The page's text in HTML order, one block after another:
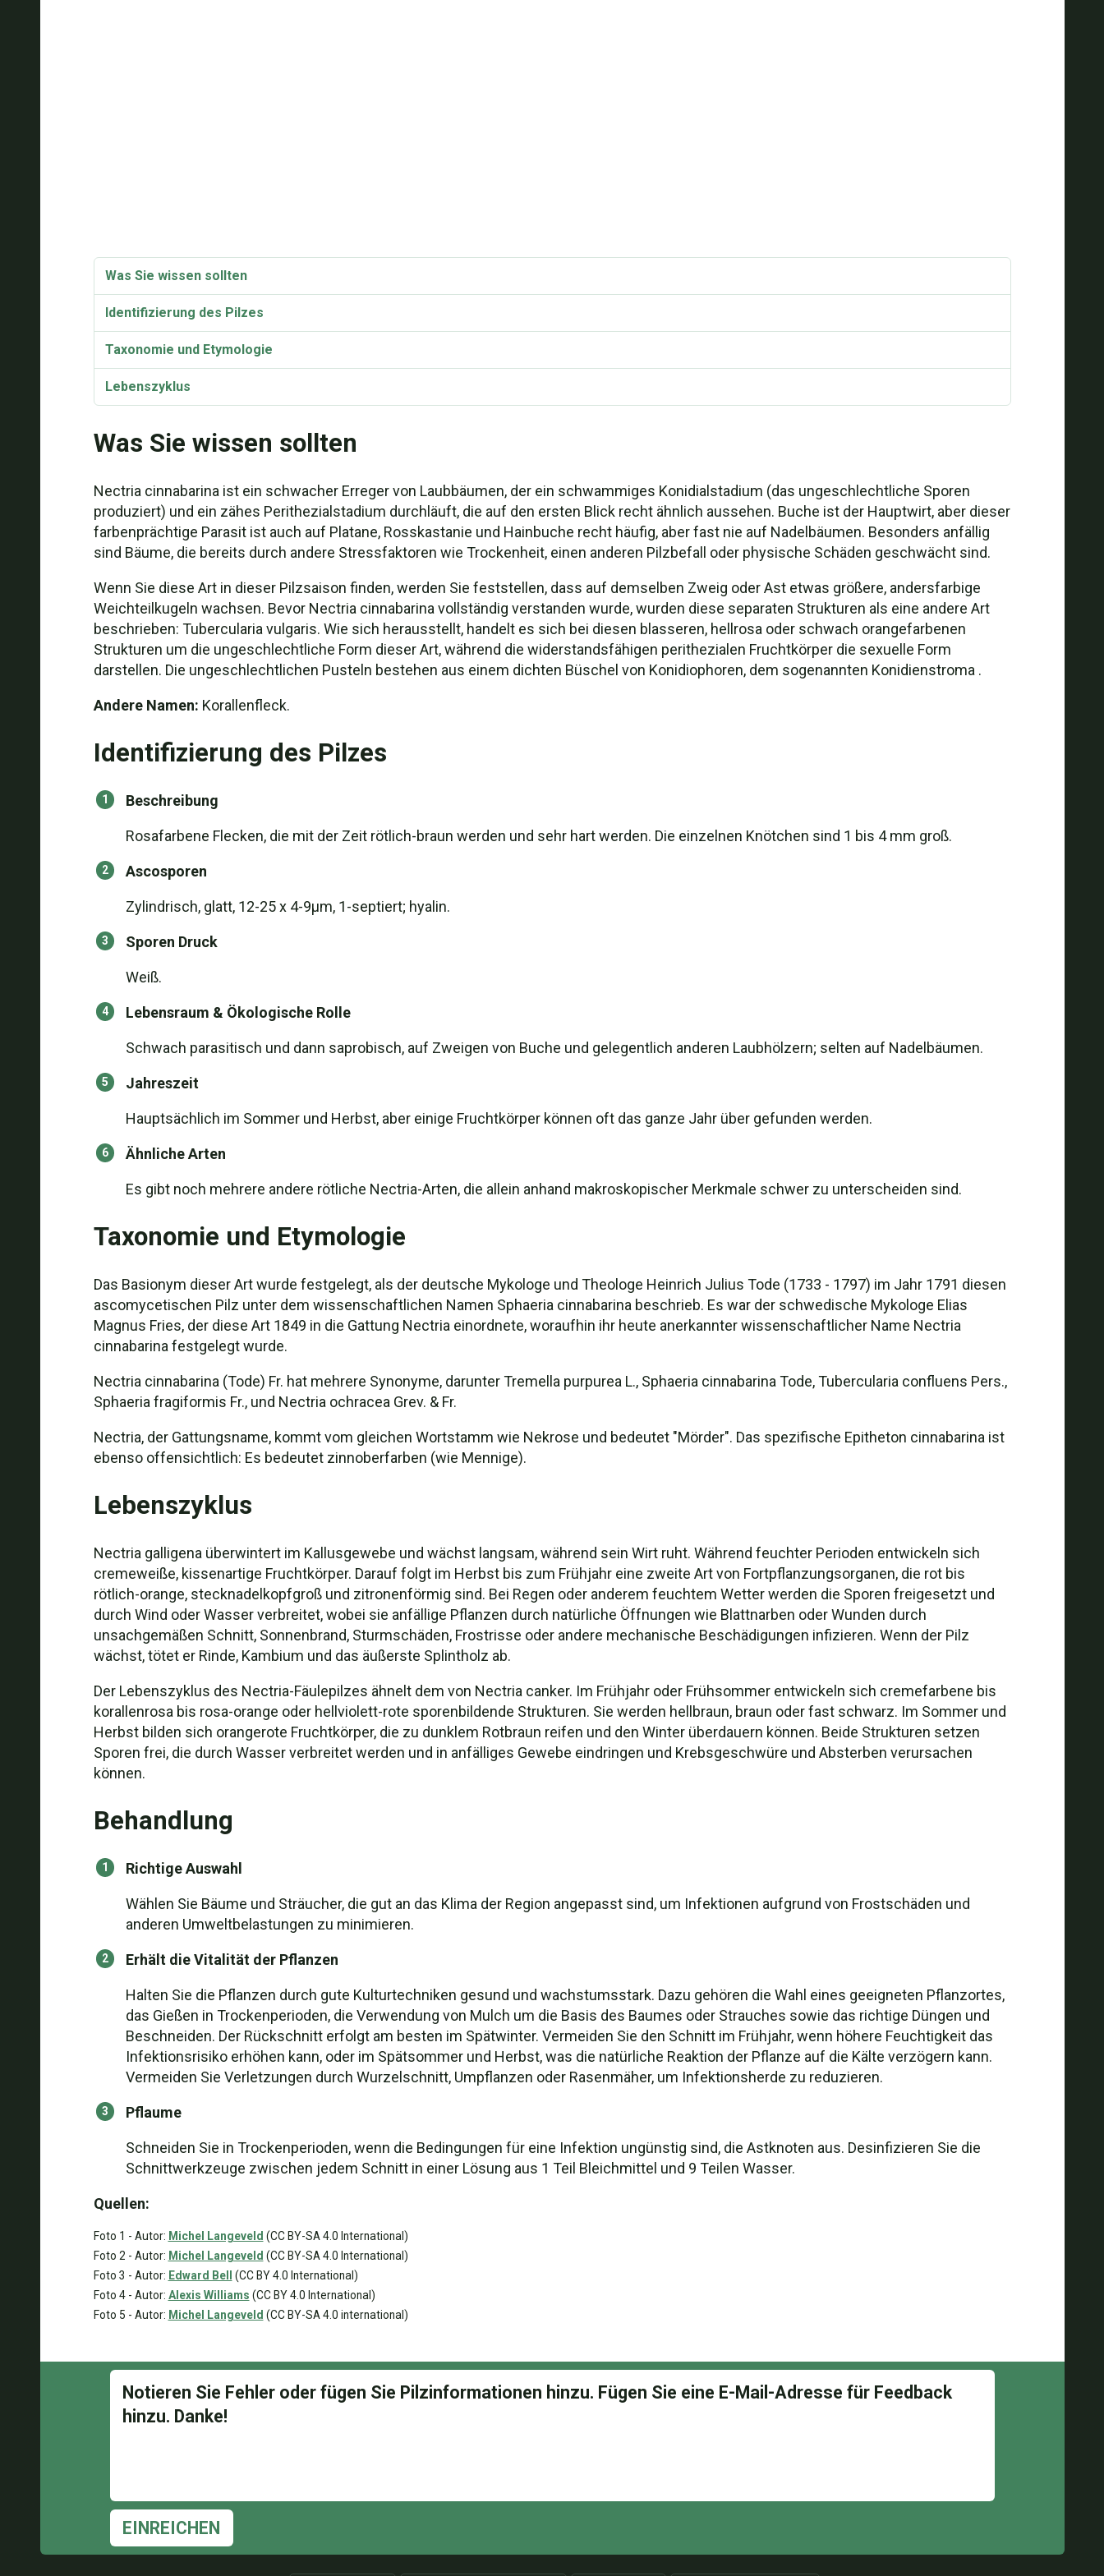
Was Sie wissen sollten
Identifizierung des Pilzes
Taxonomie und Etymologie
Lebenszyklus
Was Sie wissen sollten
Nectria cinnabarina ist ein schwacher Erreger von Laubbäumen, der ein schwammiges Konidialstadium (das ungeschlechtliche Sporen
produziert) und ein zähes Perithezialstadium durchläuft, die auf den ersten Blick recht ähnlich aussehen. Buche ist der Hauptwirt, aber dieser
farbenprächtige Parasit ist auch auf Platane, Rosskastanie und Hainbuche recht häufig, aber fast nie auf Nadelbäumen. Besonders anfällig
sind Bäume, die bereits durch andere Stressfaktoren wie Trockenheit, einen anderen Pilzbefall oder physische Schäden geschwächt sind.
Wenn Sie diese Art in dieser Pilzsaison finden, werden Sie feststellen, dass auf demselben Zweig oder Ast etwas größere, andersfarbige
Weichteilkugeln wachsen. Bevor Nectria cinnabarina vollständig verstanden wurde, wurden diese separaten Strukturen als eine andere Art
beschrieben: Tubercularia vulgaris. Wie sich herausstellt, handelt es sich bei diesen blasseren, hellrosa oder schwach orangefarbenen
Strukturen um die ungeschlechtliche Form dieser Art, während die widerstandsfähigen perithezialen Fruchtkörper die sexuelle Form
darstellen. Die ungeschlechtlichen Pusteln bestehen aus einem dichten Büschel von Konidiophoren, dem sogenannten Konidienstroma .
Andere Namen: Korallenfleck.
Identifizierung des Pilzes
Beschreibung
Rosafarbene Flecken, die mit der Zeit rötlich-braun werden und sehr hart werden. Die einzelnen Knötchen sind 1 bis 4 mm groß.
Ascosporen
Zylindrisch, glatt, 12-25 x 4-9µm, 1-septiert; hyalin.
Sporen Druck
Weiß.
Lebensraum & Ökologische Rolle
Schwach parasitisch und dann saprobisch, auf Zweigen von Buche und gelegentlich anderen Laubhölzern; selten auf Nadelbäumen.
Jahreszeit
Hauptsächlich im Sommer und Herbst, aber einige Fruchtkörper können oft das ganze Jahr über gefunden werden.
Ähnliche Arten
Es gibt noch mehrere andere rötliche Nectria-Arten, die allein anhand makroskopischer Merkmale schwer zu unterscheiden sind.
Taxonomie und Etymologie
Das Basionym dieser Art wurde festgelegt, als der deutsche Mykologe und Theologe Heinrich Julius Tode (1733 - 1797) im Jahr 1791 diesen
ascomycetischen Pilz unter dem wissenschaftlichen Namen Sphaeria cinnabarina beschrieb. Es war der schwedische Mykologe Elias
Magnus Fries, der diese Art 1849 in die Gattung Nectria einordnete, woraufhin ihr heute anerkannter wissenschaftlicher Name Nectria
cinnabarina festgelegt wurde.
Nectria cinnabarina (Tode) Fr. hat mehrere Synonyme, darunter Tremella purpurea L., Sphaeria cinnabarina Tode, Tubercularia confluens Pers.,
Sphaeria fragiformis Fr., und Nectria ochracea Grev. & Fr.
Nectria, der Gattungsname, kommt vom gleichen Wortstamm wie Nekrose und bedeutet "Mörder". Das spezifische Epitheton cinnabarina ist
ebenso offensichtlich: Es bedeutet zinnoberfarben (wie Mennige).
Lebenszyklus
Nectria galligena überwintert im Kallusgewebe und wächst langsam, während sein Wirt ruht. Während feuchter Perioden entwickeln sich
cremeweiße, kissenartige Fruchtkörper. Darauf folgt im Herbst bis zum Frühjahr eine zweite Art von Fortpflanzungsorganen, die rot bis
rötlich-orange, stecknadelkopfgroß und zitronenförmig sind. Bei Regen oder anderem feuchtem Wetter werden die Sporen freigesetzt und
durch Wind oder Wasser verbreitet, wobei sie anfällige Pflanzen durch natürliche Öffnungen wie Blattnarben oder Wunden durch
unsachgemäßen Schnitt, Sonnenbrand, Sturmschäden, Frostrisse oder andere mechanische Beschädigungen infizieren. Wenn der Pilz
wächst, tötet er Rinde, Kambium und das äußerste Splintholz ab.
Der Lebenszyklus des Nectria-Fäulepilzes ähnelt dem von Nectria canker. Im Frühjahr oder Frühsommer entwickeln sich cremefarbene bis
korallenrosa bis rosa-orange oder hellviolett-rote sporenbildende Strukturen. Sie werden hellbraun, braun oder fast schwarz. Im Sommer und
Herbst bilden sich orangerote Fruchtkörper, die zu dunklem Rotbraun reifen und den Winter überdauern können. Beide Strukturen setzen
Sporen frei, die durch Wasser verbreitet werden und in anfälliges Gewebe eindringen und Krebsgeschwüre und Absterben verursachen
können.
Behandlung
Richtige Auswahl
Wählen Sie Bäume und Sträucher, die gut an das Klima der Region angepasst sind, um Infektionen aufgrund von Frostschäden und
anderen Umweltbelastungen zu minimieren.
Erhält die Vitalität der Pflanzen
Halten Sie die Pflanzen durch gute Kulturtechniken gesund und wachstumsstark. Dazu gehören die Wahl eines geeigneten Pflanzortes,
das Gießen in Trockenperioden, die Verwendung von Mulch um die Basis des Baumes oder Strauches sowie das richtige Düngen und
Beschneiden. Der Rückschnitt erfolgt am besten im Spätwinter. Vermeiden Sie den Schnitt im Frühjahr, wenn höhere Feuchtigkeit das
Infektionsrisiko erhöhen kann, oder im Spätsommer und Herbst, was die natürliche Reaktion der Pflanze auf die Kälte verzögern kann.
Vermeiden Sie Verletzungen durch Wurzelschnitt, Umpflanzen oder Rasenmäher, um Infektionsherde zu reduzieren.
Pflaume
Schneiden Sie in Trockenperioden, wenn die Bedingungen für eine Infektion ungünstig sind, die Astknoten aus. Desinfizieren Sie die
Schnittwerkzeuge zwischen jedem Schnitt in einer Lösung aus 1 Teil Bleichmittel und 9 Teilen Wasser.
Quellen:
Foto 1 - Autor: Michel Langeveld (CC BY-SA 4.0 International)
Foto 2 - Autor: Michel Langeveld (CC BY-SA 4.0 International)
Foto 3 - Autor: Edward Bell
(CC BY 4.0 International)
Foto 4 - Autor: Alexis Williams (CC BY 4.0 International)
Foto 5 - Autor: Michel Langeveld (CC BY-SA 4.0 international)
EINREICHEN